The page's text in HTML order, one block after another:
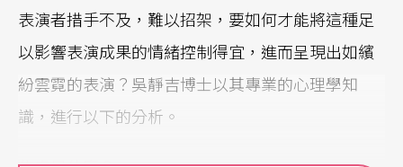
表演者措手不及，難以招架，要如何才能將這種足
以影響表演成果的情緒控制得宜，進而呈現出如繽
紛雲霓的表演？吳靜吉博士以其專業的心理學知
識，進行以下的分析。